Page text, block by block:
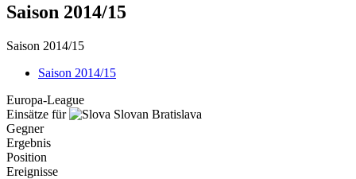
Saison 2014/15
Saison 2014/15
Saison 2014/15
Europa-League
Einsätze für
Slovan Bratislava
Gegner
Ergebnis
Position
Ereignisse